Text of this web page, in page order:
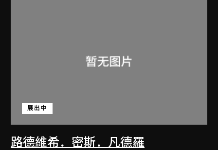
路德維希．密斯．凡德羅
展出中